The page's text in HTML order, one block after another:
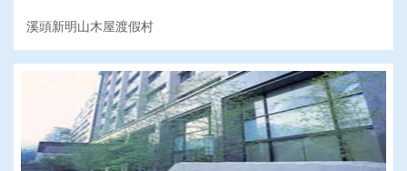
溪頭新明山木屋渡假村